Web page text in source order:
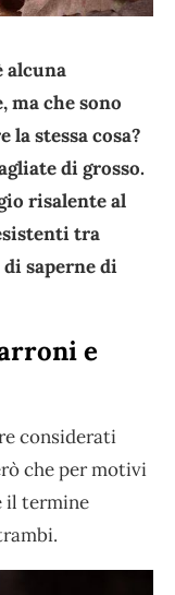
alcuna
ma che sono
stessa cosa?
di grosso.
risalente al
tra
saperne di
e
considerati
che per motivi
il termine